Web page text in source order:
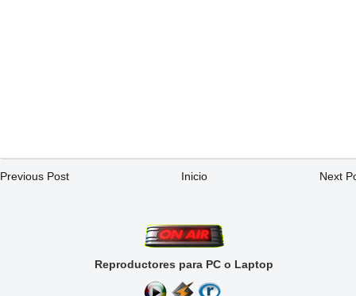
Previous Post Inicio Next
Reproductores para PC o Laptop